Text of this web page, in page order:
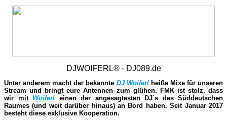
DJWOIFERL® - DJ089.de
Unter anderem macht der bekannte DJ Woiferl heiße Mixe für unseren
Stream und bringt eure Antennen zum glühen. FMK ist stolz, dass
wir mitWoiferl einen der angesagtesten DJ`s des Süddeutschen
Raumes (und weit darüber hinaus) an Bord haben. Seit Januar 2017
besteht diese exklusive Kooperation.